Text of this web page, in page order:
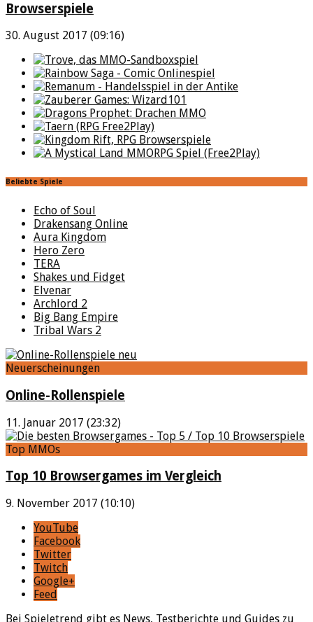
Browserspiele
30. August 2017 (09:16)
Beliebte Spiele
Echo of Soul
Drakensang Online
Aura Kingdom
Hero Zero
TERA
Shakes und Fidget
Elvenar
Archlord 2
Big Bang Empire
Tribal Wars 2
Neuerscheinungen
Online-Rollenspiele
11. Januar 2017 (23:32)
Top MMOs
Top 10 Browsergames im Vergleich
9. November 2017 (10:10)
YouTube
Facebook
Twitter
Twitch
Google+
Feed
Bei Spieletrend gibt es News, Testberichte und Guides zu